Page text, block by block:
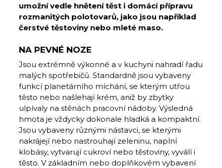
umožní vedle hnětení těst i domácí přípravu
rozmanitých polotovarů, jako jsou například
čerstvé těstoviny nebo mleté maso.
NA PEVNÉ NOZE
Jsou extrémně výkonné a v kuchyni nahradí řadu
malých spotřebičů. Standardně jsou vybaveny
funkcí planetárního míchání, se kterým utřou
těsto nebo našlehají krém, aniž by zbytky
ulpívaly na stěnách pracovní nádoby. Výsledná
hmota je vždycky dokonale hladká a kompaktní.
Jsou vybaveny různými nástavci, se kterými
nakrájejí nebo nastrouhají zeleninu, naplní
klobásy, vytvarují cukroví nebo těstoviny, vyválí i
těsto. V základním nebo doplňkovém vybavení